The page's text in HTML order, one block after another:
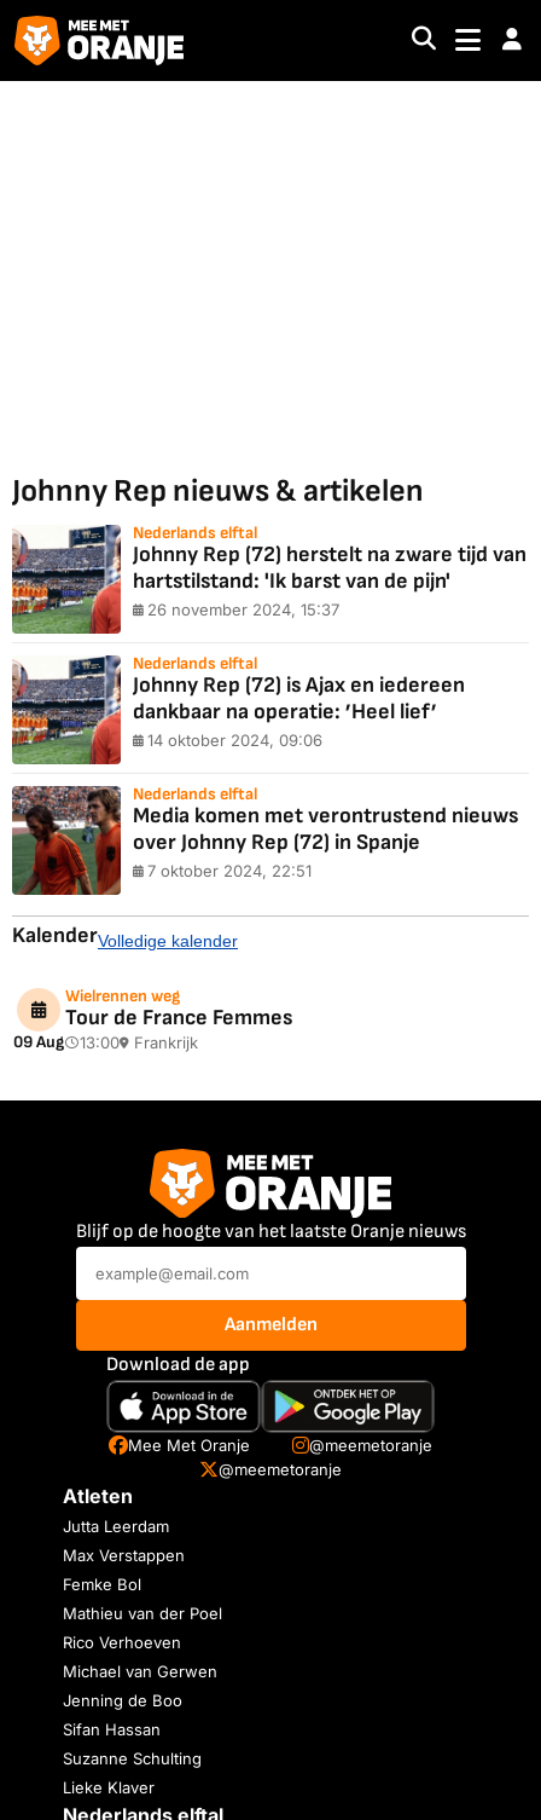
Johnny Rep nieuws & artikelen
Nederlands elftal
Johnny Rep (72) herstelt na zware tijd van
hartstilstand: 'Ik barst van de pijn'
26 november 2024, 15:37
Nederlands elftal
Johnny Rep (72) is Ajax en iedereen
dankbaar na operatie: ’Heel lief’
14 oktober 2024, 09:06
Nederlands elftal
Media komen met verontrustend nieuws
over Johnny Rep (72) in Spanje
7 oktober 2024, 22:51
KalenderVolledige kalender
09 Aug
Wielrennen weg
Tour de France Femmes
13:00 Frankrijk
Blijf op de hoogte van het laatste Oranje nieuws
Aanmelden
Download de app
Mee Met Oranje
@meemetoranje
@meemetoranje
Atleten
Jutta Leerdam
Max Verstappen
Femke Bol
Mathieu van der Poel
Rico Verhoeven
Michael van Gerwen
Jenning de Boo
Sifan Hassan
Suzanne Schulting
Lieke Klaver